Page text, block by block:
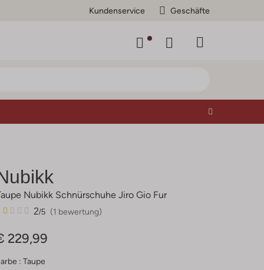
Kundenservice Geschäfte
Nubikk Schnürschuhe Jiro Gio Fur
(1 bewertung)
2/5
229,99
: Taupe